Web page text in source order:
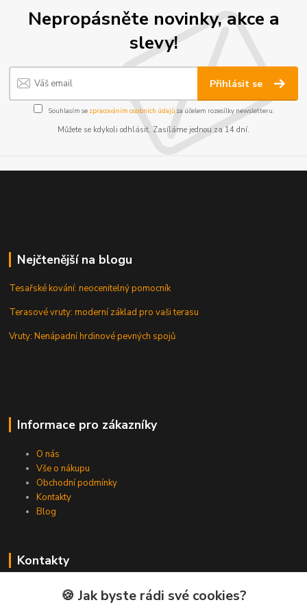
Nepropásněte novinky, akce a
slevy!
Přihlásit se
Souhlasím se zpracováním osobních údajůza účelem rozesílky newsletteru.
Můžete se kdykoli odhlásit. Zasíláme jednou za 14 dní.
Nejčtenější na blogu
Tesařské kování: neocenitelný pomocník
Terasové vruty: moderní základ pro vaši terasu
Vruty: Nenápadní hrdinové pevných spojů
Informace pro zákazníky
O nás
Vše o nákupu
Obchodní podmínky
Kontakty
Blog
Kontakty
Zákaznická podpora Spojovat.cz
+420 606 036 459
🍪 Jak byste rádi své cookies?